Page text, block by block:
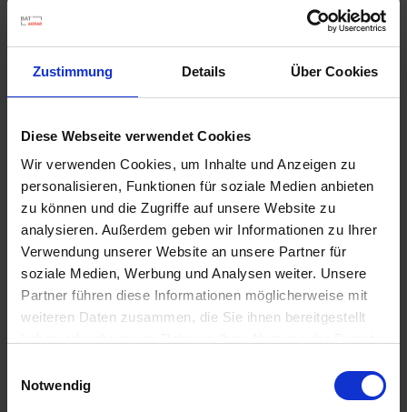
Zustimmung Details Über Cookies
Diese Webseite verwendet Cookies
Wir verwenden Cookies, um Inhalte und Anzeigen zu
personalisieren, Funktionen für soziale Medien anbieten
zu können und die Zugriffe auf unsere Website zu
analysieren. Außerdem geben wir Informationen zu Ihrer
Verwendung unserer Website an unsere Partner für
soziale Medien, Werbung und Analysen weiter. Unsere
Partner führen diese Informationen möglicherweise mit
weiteren Daten zusammen, die Sie ihnen bereitgestellt
Notwendig
Permanent WespenTURBOSpray
Artikel-Nr.: 7000616-02-cfg
Ähnliche Produkte